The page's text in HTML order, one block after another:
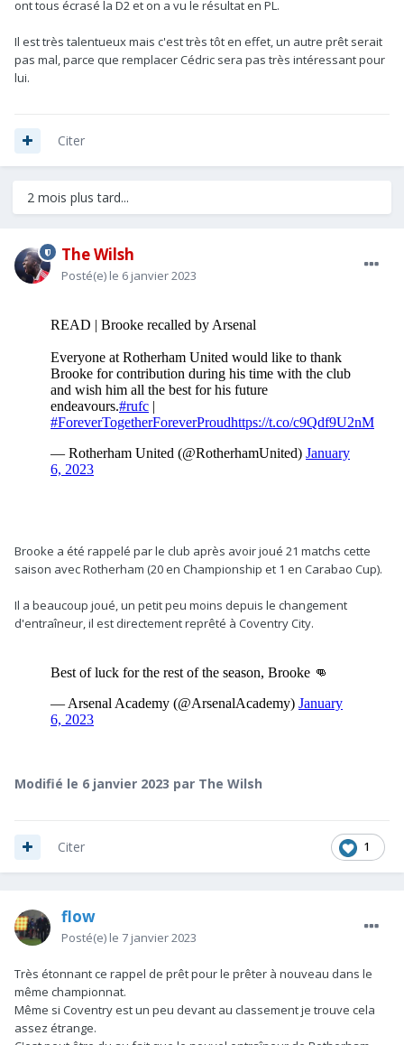
ont tous écrasé la D2 et on a vu le résultat en PL.
Il est très talentueux mais c'est très tôt en effet, un autre prêt serait
pas mal, parce que remplacer Cédric sera pas très intéressant pour
lui.
Citer
2 mois plus tard...
The Wilsh
Posté(e) le 6 janvier 2023
Brooke a été rappelé par le club après avoir joué 21 matchs cette
saison avec Rotherham (20 en Championship et 1 en Carabao Cup).
Il a beaucoup joué, un petit peu moins depuis le changement
d'entraîneur, il est directement reprêté à Coventry City.
Modifié le 6 janvier 2023 par The Wilsh
1
Citer
flow
Posté(e) le 7 janvier 2023
Très étonnant ce rappel de prêt pour le prêter à nouveau dans le
même championnat.
Même si Coventry est un peu devant au classement je trouve cela
assez étrange.